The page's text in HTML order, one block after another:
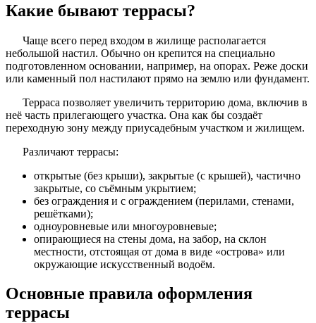
Какие бывают террасы?
Чаще всего перед входом в жилище располагается
небольшой настил. Обычно он крепится на специально
подготовленном основании, например, на опорах. Реже доски
или каменный пол настилают прямо на землю или фундамент.
Терраса позволяет увеличить территорию дома, включив в
неё часть прилегающего участка. Она как бы создаёт
переходную зону между приусадебным участком и жилищем.
Различают террасы:
открытые (без крыши), закрытые (с крышей), частично
закрытые, со съёмным укрытием;
без ограждения и с ограждением (перилами, стенами,
решётками);
одноуровневые или многоуровневые;
опирающиеся на стены дома, на забор, на склон
местности, отстоящая от дома в виде «острова» или
окружающие искусственный водоём.
Основные правила оформления
террасы